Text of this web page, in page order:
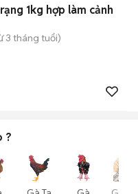
1kg hợp làm cảnh
3 tháng tuổi)
?